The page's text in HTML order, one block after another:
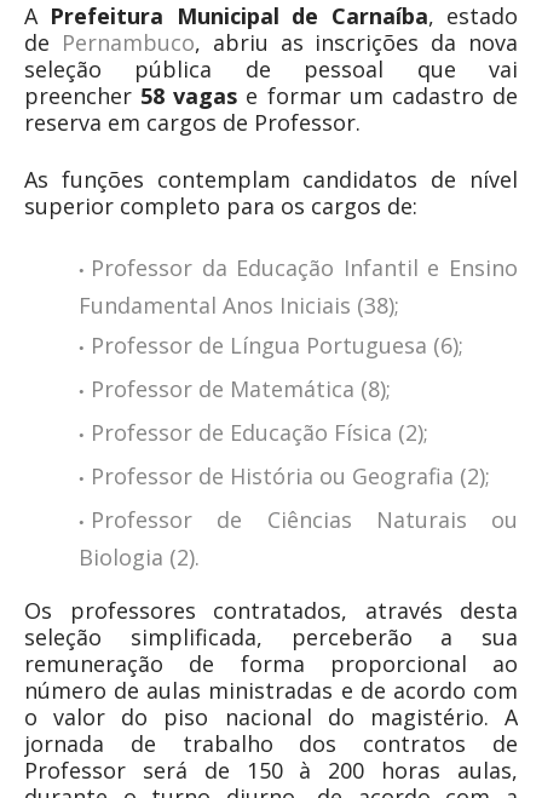
APrefeitura Municipal de Carnaíba, estado
de Pernambuco, abriu as inscrições da nova
seleção pública de pessoal que vai
preencher 58 vagas e formar um cadastro de
reserva em cargos de Professor.
As funções contemplam candidatos de nível
superior completo para os cargos de:
Professor da Educação Infantil e Ensino
Fundamental Anos Iniciais (38);
Professor de Língua Portuguesa (6);
Professor de Matemática (8);
Professor de Educação Física (2);
Professor de História ou Geografia (2);
Professor de Ciências Naturais ou
Biologia (2).
Os professores contratados, através desta
seleção simplificada, perceberão a sua
remuneração de forma proporcional ao
número de aulas ministradas e de acordo com
o valor do piso nacional do magistério. A
jornada de trabalho dos contratos de
Professor será de 150 à 200 horas aulas,